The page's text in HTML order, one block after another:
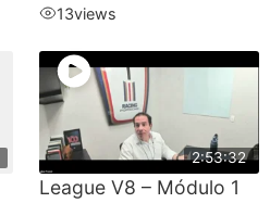
13views
2:53:32
League V8 – Módulo 1